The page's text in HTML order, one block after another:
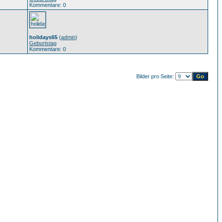
Kommentare: 0
holidays65 (admin)
Geburtstag
Kommentare: 0
Bilder pro Seite: